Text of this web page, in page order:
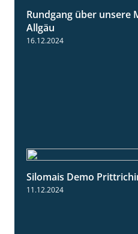
Rundgang über unsere
Allgäu
16.12.2024
Silomais Demo
11.12.2024